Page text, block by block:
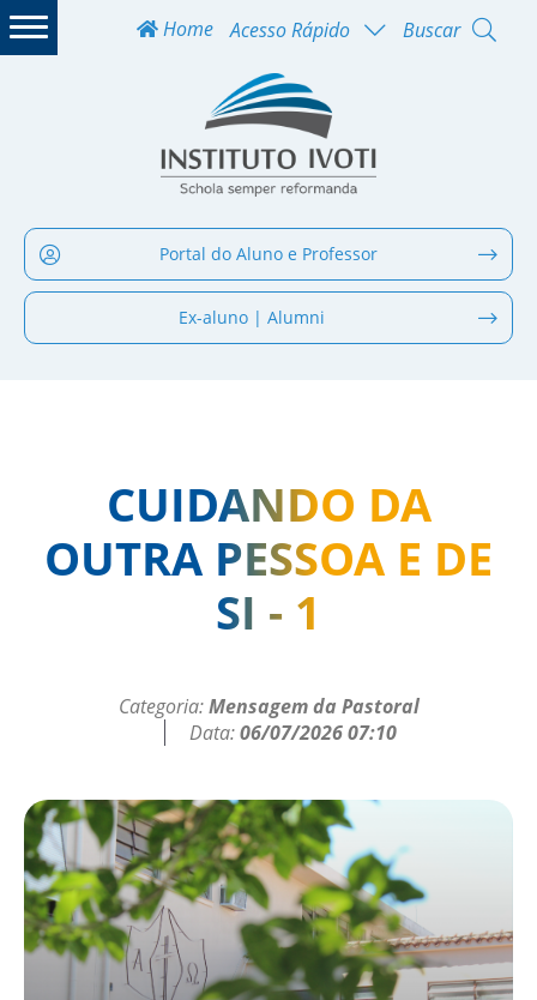
Home Acesso Rápido Buscar
Portal do Aluno e Professor
Ex-aluno | Alumni
CUIDANDO DA
OUTRA PESSOA E DE
SI - 1
Categoria:Mensagem da Pastoral
Data:06/07/2026 07:10